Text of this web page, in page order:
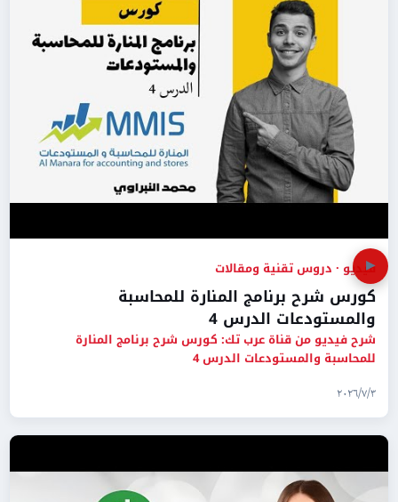
▶
فيديو · دروس تقنية ومقالات
كورس شرح برنامج المنارة للمحاسبة
والمستودعات الدرس 4
شرح فيديو من قناة عرب تك: كورس شرح برنامج المنارة
للمحاسبة والمستودعات الدرس 4
٣‏/٧‏/٢٠٢٦